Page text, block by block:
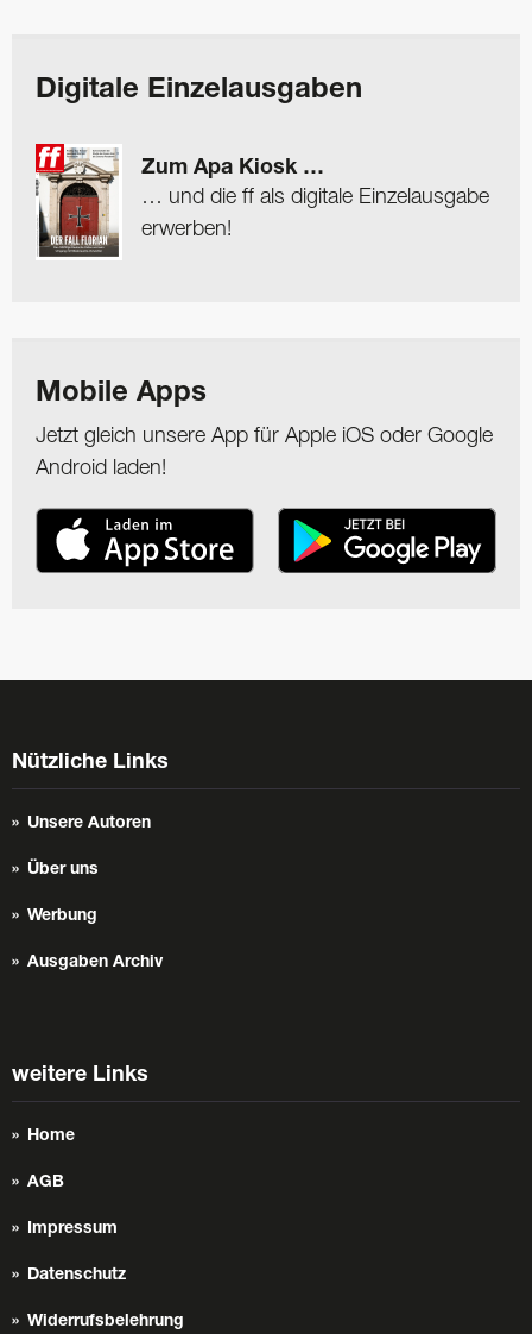
Digitale Einzelausgaben
Zum Apa Kiosk …
… und die ff als digitale Einzelausgabe
erwerben!
Mobile Apps
Jetzt gleich unsere App für Apple iOS oder Google
Android laden!
Nützliche Links
Unsere Autoren
Über uns
Werbung
Ausgaben Archiv
weitere Links
Home
AGB
Impressum
Datenschutz
Widerrufsbelehrung